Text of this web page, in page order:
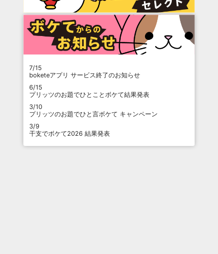
7/15
boketeアプリ サービス終了のお知らせ
6/15
プリッツのお題でひとことボケて結果発表
3/10
プリッツのお題でひと言ボケて キャンペーン
3/9
干支でボケて2026 結果発表